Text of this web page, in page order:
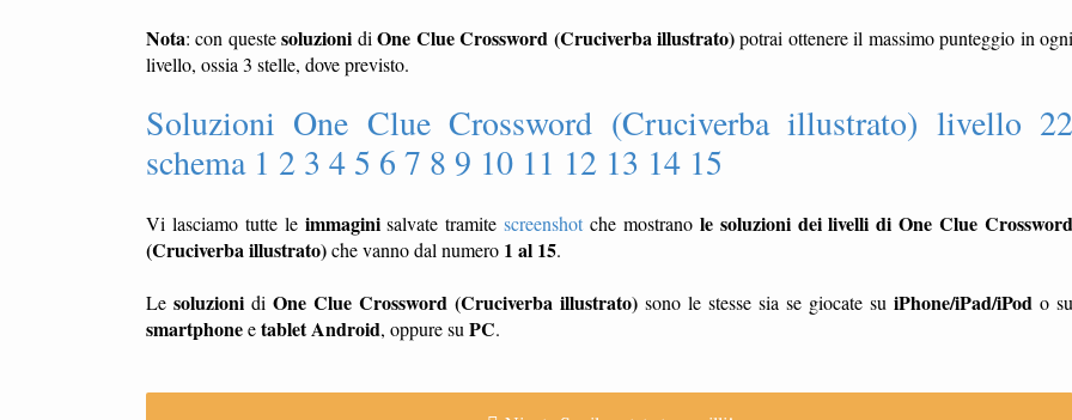
Nota: con questesoluzioni diOne Clue Crossword (Cruciverba illustrato)potrai ottenere il massimo punteggio in ogni
livello, ossia 3 stelle, dove previsto.
Soluzioni One Clue Crossword (Cruciverba illustrato) livello 22
schema 1 2 3 4 5 6 7 8 9 10 11 12 13 14 15
Vi lasciamo tutte le immaginisalvate tramitescreenshot che mostrano le soluzioni dei livelli di One Clue Crossword
(Cruciverba illustrato)che vanno dal numero 1 al 15.
Le soluzioni di One Clue Crossword (Cruciverba illustrato) sono le stesse sia se giocate su iPhone/iPad/iPod o su
smartphoneetabletAndroid, oppure su PC.